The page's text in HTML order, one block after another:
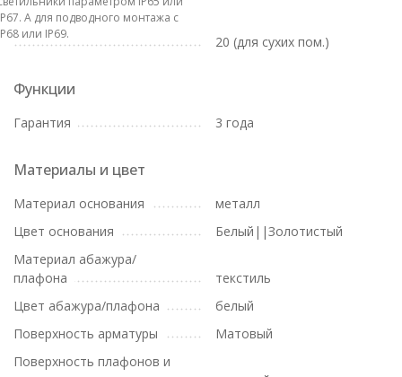
А для подводного монтажа с
или IP69.
20 (для сухих пом.)
Функции
Гарантия 3 года
Материалы и цвет
Материал основания
металл
Цвет основания
Белый||Золотистый
Материал абажура/
плафона
текстиль
Цвет абажура/плафона
белый
Поверхность арматуры
Матовый
Поверхность плафонов и